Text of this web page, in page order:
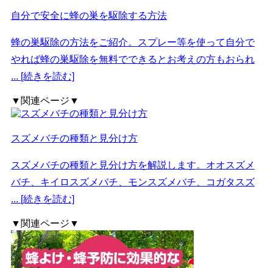
自分で安全に蜂の巣を駆除する方法
蜂の巣駆除の方法をご紹介。スプレー等を使って自分で
やれば蜂の巣駆除を無料でできるとお考えの方もおられ
... [続きを読む]
▼関連ページ▼
スズメバチの種類と見分け方
スズメバチの種類と見分け方を解説します。オオスズメ
バチ、キイロスズメバチ、モンスズメバチ、コガタスズ
... [続きを読む]
▼関連ページ▼